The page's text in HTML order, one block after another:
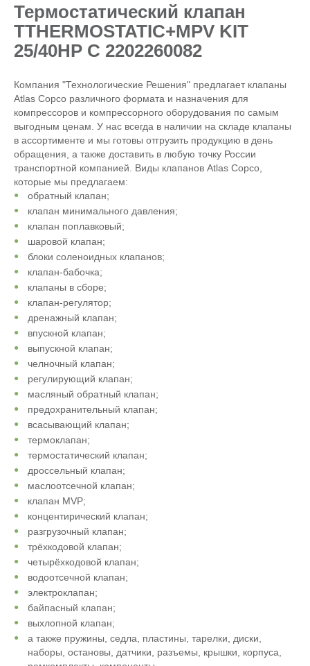
Термостатический клапан
TTHERMOSTATIC+MPV KIT
25/40HP C 2202260082
Компания "Технологические Решения" предлагает клапаны
Atlas Copco различного формата и назначения для
компрессоров и компрессорного оборудования по самым
выгодным ценам. У нас всегда в наличии на складе клапаны
в ассортименте и мы готовы отгрузить продукцию в день
обращения, а также доставить в любую точку России
транспортной компанией. Виды клапанов Atlas Copco,
которые мы предлагаем:
обратный клапан;
клапан минимального давления;
клапан поплавковый;
шаровой клапан;
блоки соленоидных клапанов;
клапан-бабочка;
клапаны в сборе;
клапан-регулятор;
дренажный клапан;
впускной клапан;
выпускной клапан;
челночный клапан;
регулирующий клапан;
масляный обратный клапан;
предохранительный клапан;
всасывающий клапан;
термоклапан;
термостатический клапан;
дроссельный клапан;
маслоотсечной клапан;
клапан MVP;
концентирический клапан;
разгрузочный клапан;
трёхкодовой клапан;
четырёхкодовой клапан;
водоотсечной клапан;
электроклапан;
байпасный клапан;
выхлопной клапан;
а также пружины, седла, пластины, тарелки, диски,
наборы, остановы, датчики, разъемы, крышки, корпуса,